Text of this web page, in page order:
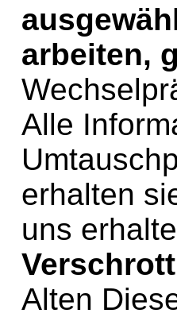
arbeiten,
Alle
erhalten
uns
Alten